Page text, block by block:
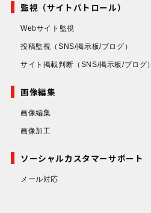
監視（サイトパトロール）
Webサイト監視
投稿監視 （SNS/掲示板/ブログ）
サイト掲載判断 （SNS/掲示板/ブログ）
画像編集
画像編集
画像加工
ソーシャルカスタマーサポート
メール対応